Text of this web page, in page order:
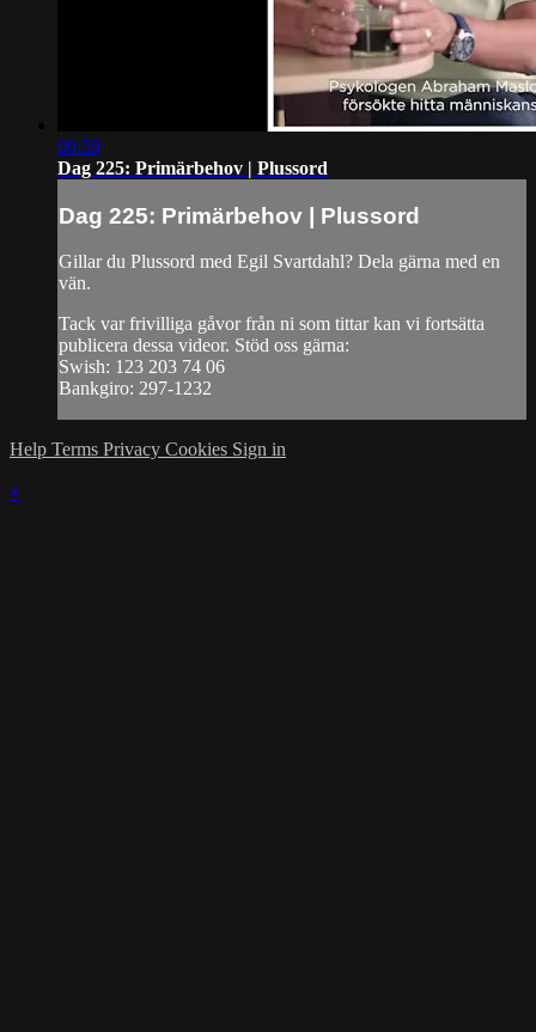
00:59
Dag 225: Primärbehov | Plussord
Dag 225: Primärbehov | Plussord
Gillar du Plussord med Egil Svartdahl? Dela gärna med en
vän.
Tack var frivilliga gåvor från ni som tittar kan vi fortsätta
publicera dessa videor. Stöd oss gärna:
Swish: 123 203 74 06
Bankgiro: 297-1232
Help Terms Privacy Cookies Sign in
×